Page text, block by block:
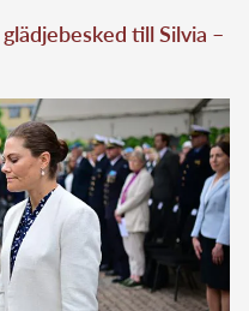
till Silvia –